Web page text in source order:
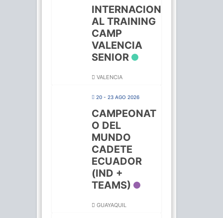
INTERNACION
AL TRAINING
CAMP
VALENCIA
SENIOR
VALENCIA
20 - 23 AGO 2026
CAMPEONAT
O DEL
MUNDO
CADETE
ECUADOR
(IND +
TEAMS)
GUAYAQUIL